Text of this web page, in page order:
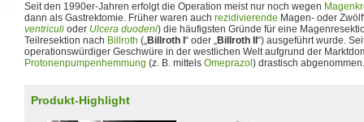
Seit den 1990er-Jahren erfolgt die Operation meist nur noch wegen
dann als Gastrektomie. Früher waren auch rezidivierende Magen- oder
ventriculi oder Ulcera duodeni) die häufigsten Gründe für eine
Teilresektion nach Billroth („Billroth I “ oder „Billroth II “) ausgeführt wurde.
operationswürdiger Geschwüre in der westlichen Welt aufgrund der
Protonenpumpenhemmung (z. B. mittels Omeprazol ) drastisch abgenommen.
Produkt-Highlight